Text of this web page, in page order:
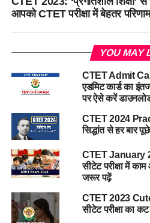
आपको CTET परीक्षा में बेहतर
YOU MAY
CTET Admit
एडमिट कार्ड का
पर ऐसे करें
CTET 2024
सिद्धांत से हर बार
CTET January
सीटेट परीक्षा में
जरूर पढ़ें
CTET 2023
सीटेट परीक्षा का